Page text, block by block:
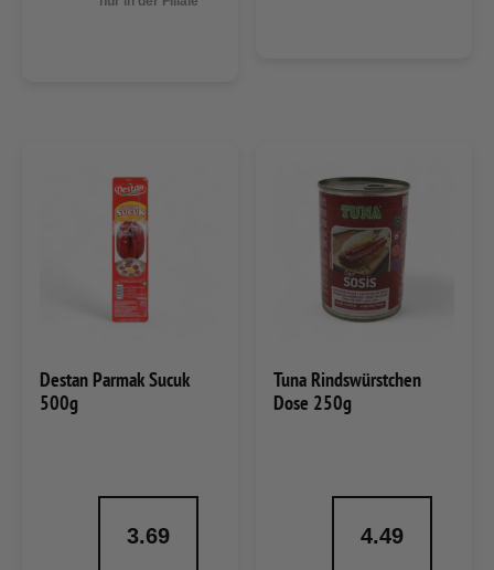
Destan Parmak Sucuk
500g
3.69
Tuna Rindswürstchen
Dose 250g
4.49